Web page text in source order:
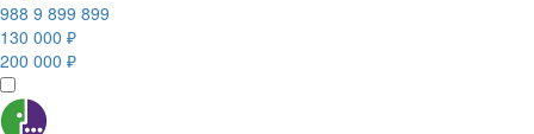
988 9 899 899
130 000 ₽
200 000 ₽